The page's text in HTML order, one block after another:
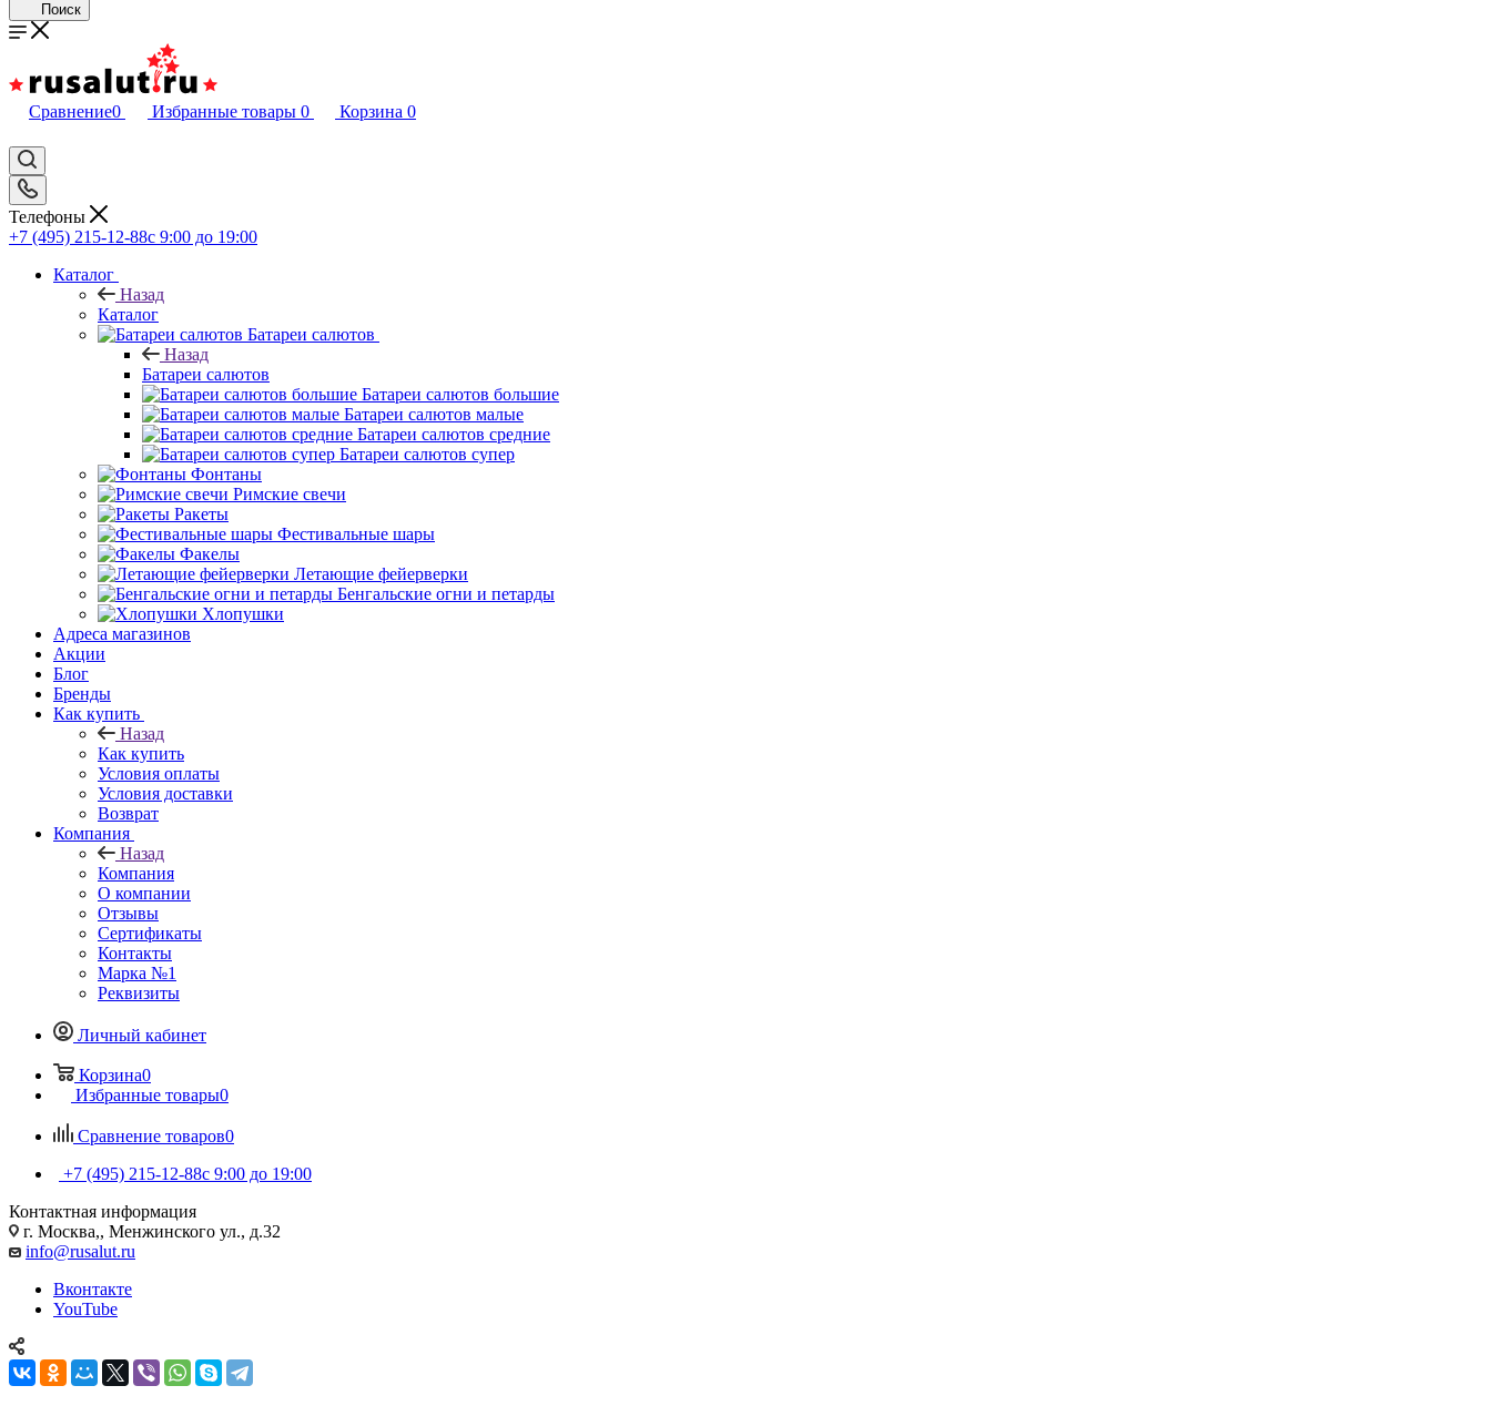
Поиск
Сравнение0 Избранные товары 0 Корзина 0
Телефоны
+7 (495) 215-12-88c 9:00 до 19:00
Каталог
Назад
Каталог
Батареи салютов
Назад
Батареи салютов
Батареи салютов большие
Батареи салютов малые
Батареи салютов средние
Батареи салютов супер
Фонтаны
Римские свечи
Ракеты
Фестивальные шары
Факелы
Летающие фейерверки
Бенгальские огни и петарды
Хлопушки
Адреса магазинов
Акции
Блог
Бренды
Как купить
Назад
Как купить
Условия оплаты
Условия доставки
Возврат
Компания
Назад
Компания
О компании
Отзывы
Сертификаты
Контакты
Марка №1
Реквизиты
Личный кабинет
Корзина0
Избранные товары0
Сравнение товаров0
+7 (495) 215-12-88c 9:00 до 19:00
Контактная информация
г. Москва,, Менжинского ул., д.32
info@rusalut.ru
Вконтакте
YouTube